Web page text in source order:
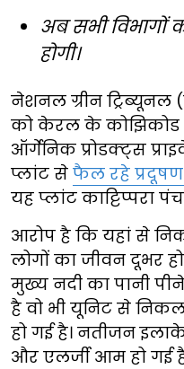
अब सभी विभागों
होगी।
नेशनल ग्रीन ट्रिब्यूनल
को केरल के कोझिकोड
ऑर्गेनिक प्रोडक्ट्स
प्लांट से फैल रहे
यह प्लांट काट्टिप्परा
आरोप है कि यहां से
लोगों का जीवन दूभर
मुख्य नदी का पानी
है वो भी यूनिट से
हो गई है। नतीजन
और एलर्जी आम हो गई